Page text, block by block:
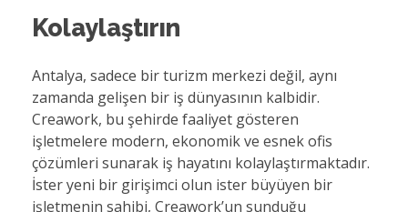
Kolaylaştırın
Antalya, sadece bir turizm merkezi değil, aynı
zamanda gelişen bir iş dünyasının kalbidir.
Creawork, bu şehirde faaliyet gösteren
işletmelere modern, ekonomik ve esnek ofis
çözümleri sunarak iş hayatını kolaylaştırmaktadır.
İster yeni bir girişimci olun ister büyüyen bir
işletmenin sahibi, Creawork’un sunduğu